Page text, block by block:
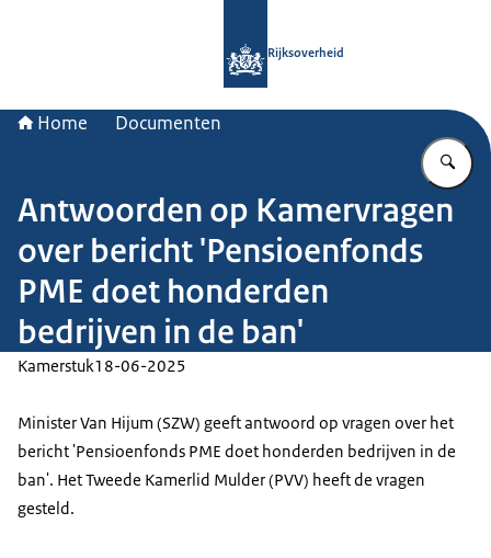
Rijksoverheid
Home Documenten
Antwoorden op Kamervragen
over bericht 'Pensioenfonds
PME doet honderden
bedrijven in de ban'
Kamerstuk18-06-2025
Minister Van Hijum (SZW) geeft antwoord op vragen over het
bericht 'Pensioenfonds PME doet honderden bedrijven in de
ban'. Het Tweede Kamerlid Mulder (PVV) heeft de vragen
gesteld.